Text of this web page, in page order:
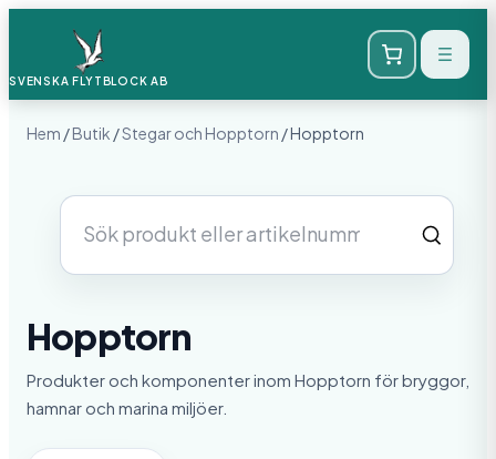
SVENSKA FLYTBLOCK AB
Hem /Butik /Stegar och Hopptorn / Hopptorn
Sök
produkter
Hopptorn
Produkter och komponenter inom Hopptorn för bryggor,
hamnar och marina miljöer.